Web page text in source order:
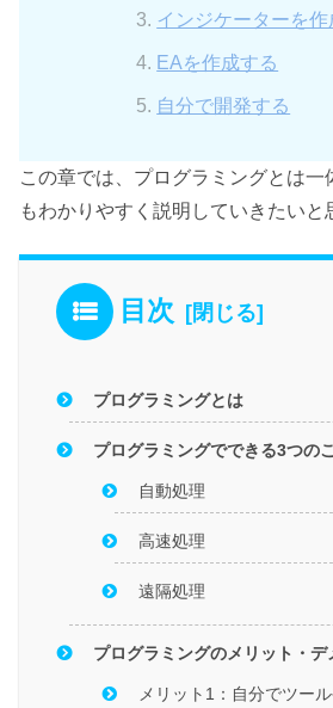
インジケーターを作
EAを作成する
自分で開発する
この章では、プログラミングとは一
もわかりやすく説明していきたいと
目次
プログラミングとは
プログラミングでできる3つの
自動処理
高速処理
遠隔処理
プログラミングのメリット・デ
メリット1：自分でツー